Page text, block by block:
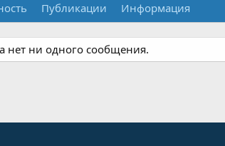
Публикации Информация
нет ни одного сообщения.